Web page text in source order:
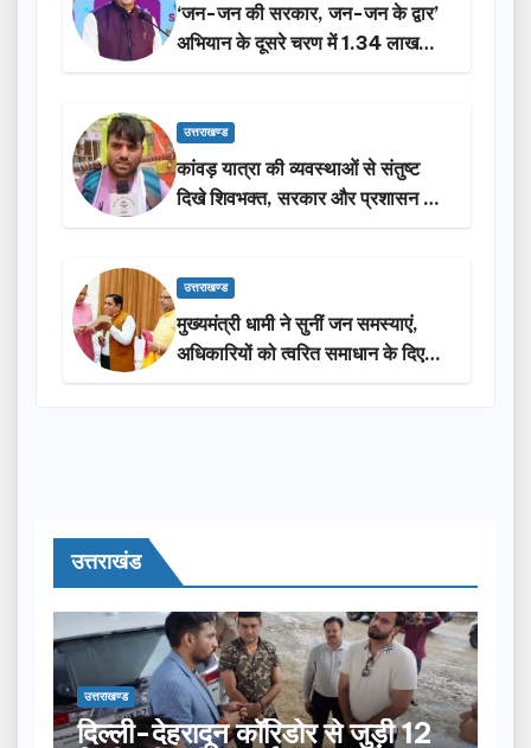
‘जन-जन की सरकार, जन-जन के द्वार’
अभियान के दूसरे चरण में 1.34 लाख
लोगों की भागीदारी…
उत्तराखण्ड
कांवड़ यात्रा की व्यवस्थाओं से संतुष्ट
दिखे शिवभक्त, सरकार और प्रशासन की
सराहना…
उत्तराखण्ड
मुख्यमंत्री धामी ने सुनीं जन समस्याएं,
अधिकारियों को त्वरित समाधान के दिए
निर्देश
उत्तराखंड
उत्तराखण्ड
दिल्ली-देहरादून कॉरिडोर से जुड़ी 12